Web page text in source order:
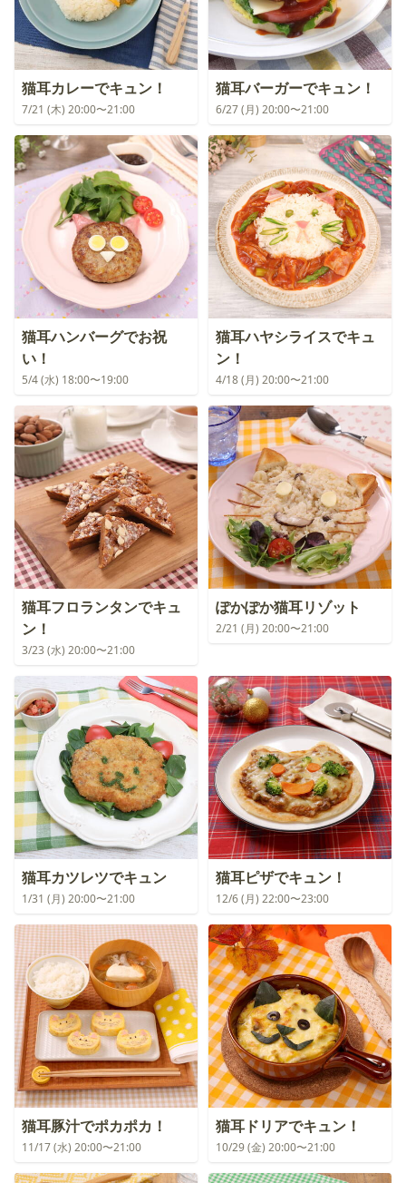
猫耳カレーでキュン！
7/21 (木) 20:00〜21:00
猫耳バーガーでキュン！
6/27 (月) 20:00〜21:00
猫耳ハンバーグでお祝
い！
5/4 (水) 18:00〜19:00
猫耳ハヤシライスでキュ
ン！
4/18 (月) 20:00〜21:00
猫耳フロランタンでキュ
ン！
3/23 (水) 20:00〜21:00
ぽかぽか猫耳リゾット
2/21 (月) 20:00〜21:00
猫耳カツレツでキュン
1/31 (月) 20:00〜21:00
猫耳ピザでキュン！
12/6 (月) 22:00〜23:00
猫耳豚汁でポカポカ！
11/17 (水) 20:00〜21:00
猫耳ドリアでキュン！
10/29 (金) 20:00〜21:00